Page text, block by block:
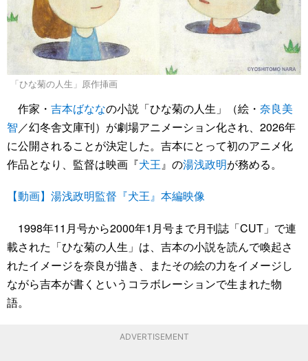
「ひな菊の人生」原作挿画
作家・ 吉本ばななの小説「ひな菊の人生」（絵・ 奈良美
智／幻冬舎文庫刊）が劇場アニメーション化され、2026年
に公開されることが決定した。吉本にとって初のアニメ化
作品となり、監督は映画『犬王』の湯浅政明が務める。
【動画】湯浅政明監督『犬王』本編映像
1998年11月号から2000年1月号まで月刊誌「CUT」で連
載された「ひな菊の人生」は、吉本の小説を読んで喚起さ
れたイメージを奈良が描き、またその絵の力をイメージし
ながら吉本が書くというコラボレーションで生まれた物
語。
ADVERTISEMENT